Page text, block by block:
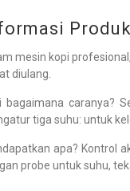
mesin kopi
diulang.
bagaimana caranya?
tiga suhu: untuk
apa? Kontrol
probe untuk suhu,